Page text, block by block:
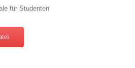
für Studenten